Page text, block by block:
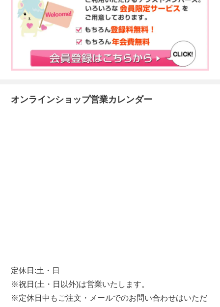
オンラインショップ営業カレンダー
定休日:土・日
※祝日(土・日以外)は営業いたします。
※定休日中もご注文・メールでのお問い合わせはいただ